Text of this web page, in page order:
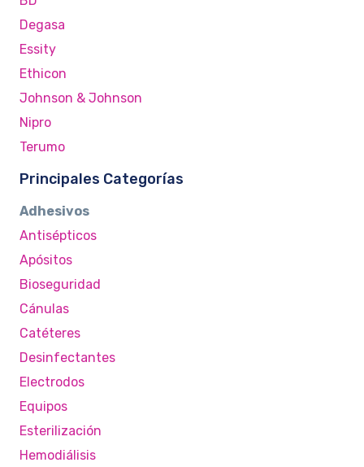
Degasa
Essity
Ethicon
Johnson & Johnson
Nipro
Terumo
Principales Categorías
Adhesivos
Antisépticos
Apósitos
Bioseguridad
Cánulas
Catéteres
Desinfectantes
Electrodos
Equipos
Esterilización
Hemodiálisis